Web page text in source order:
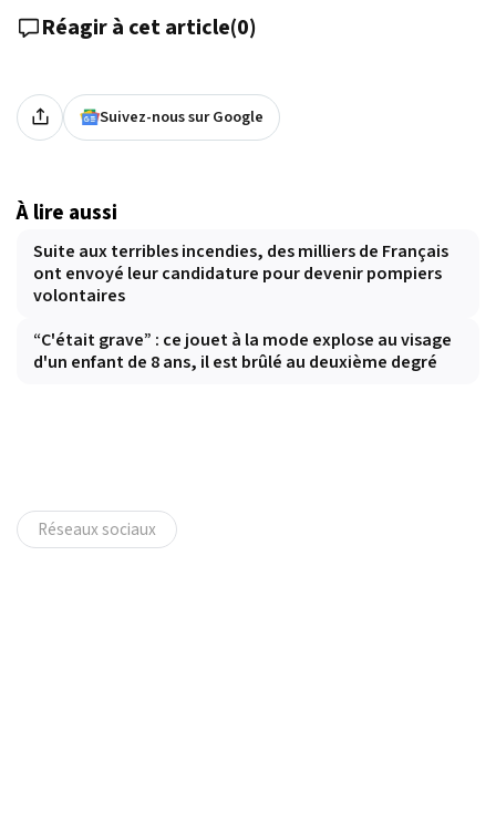
Réagir à cet article(0)
Suivez-nous sur Google
À lire aussi
Suite aux terribles incendies, des milliers de Français
ont envoyé leur candidature pour devenir pompiers
volontaires
“C'était grave” : ce jouet à la mode explose au visage
d'un enfant de 8 ans, il est brûlé au deuxième degré
Réseaux sociaux